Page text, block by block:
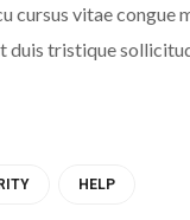
cursus vitae congue
duis tristique
HELP